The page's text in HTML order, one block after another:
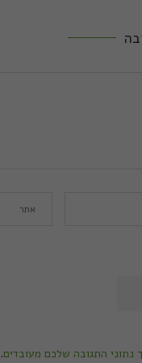
נתוני התגובה שלכם מעובדים.